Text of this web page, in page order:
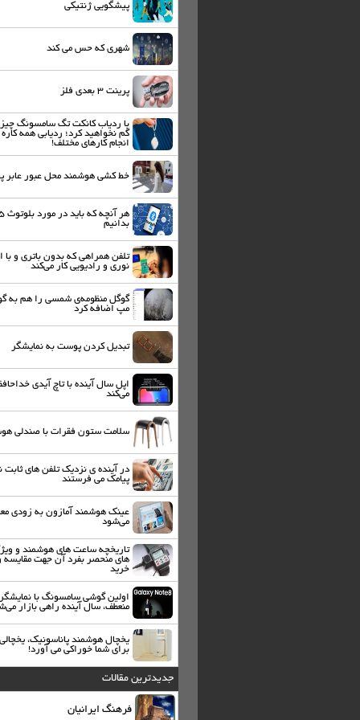
پیشگویی ژنتیکی
شهری که حس می کند
پرینت ۳ بعدی فلز
با ردیاب کانکت تگ سامسونگ
گم نخواهید کرد؛ ردیابی همه کاره
انجام کارهای مختلف!
خط کشی هوشمند محل عبور عابر
هر آنچه که باید در
بدانیم
تلفن همراهی که بدون باتری و با
نوری و رادیویی کار می‌کند
گوگل منظومه‌ی شمسی را هم به
مپ اضافه کرد
تبدیل کردن پوست به نمایشگر
اپل سال آینده با تاچ آیدی
می‌کند
سلامت ستون فقرات با صندلی
در آینده ی نزدیک تلفن های ثابت
پیامک می فرستند
عینک هوشمند آمازون به زودی
می‌شود
تاریخچه ساعت های هوشمند و
های منحصر بفرد آن جهت مقایسه
خرید
اولین گوشی سامسونگ با نمایشگر
منعطف، سال آینده راهی بازار
یخچال هوشمند پاناسونیک،
برای شما خوراکی می آورد!
جدیدترین مقالات
فرهنگ ایرانیان